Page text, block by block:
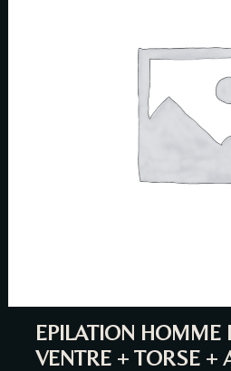
EPILATION HOMME
VENTRE + TORSE +